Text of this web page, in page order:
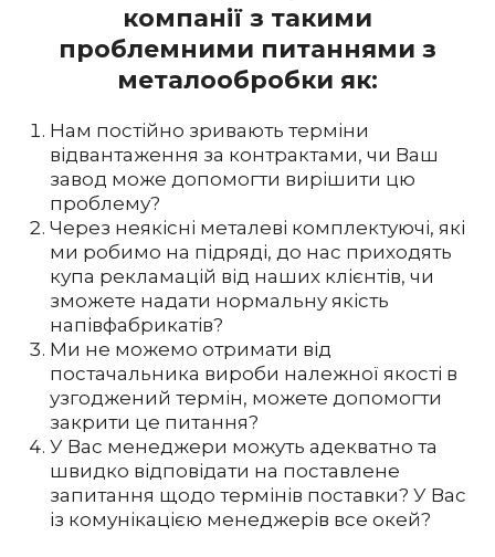
компанії з такими
проблемними питаннями з
металообробки як:
Нам постійно зривають терміни
відвантаження за контрактами, чи Ваш
завод може допомогти вирішити цю
проблему?
Через неякісні металеві комплектуючі, які
ми робимо на підряді, до нас приходять
купа рекламацій від наших клієнтів, чи
зможете надати нормальну якість
напівфабрикатів?
Ми не можемо отримати від
постачальника вироби належної якості в
узгоджений термін, можете допомогти
закрити це питання?
У Вас менеджери можуть адекватно та
швидко відповідати на поставлене
запитання щодо термінів поставки? У Вас
із комунікацією менеджерів все окей?